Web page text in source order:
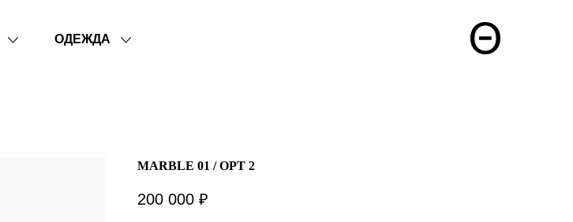
ОДЕЖДА
MARBLE 01 / OPT 2
200 000 ₽